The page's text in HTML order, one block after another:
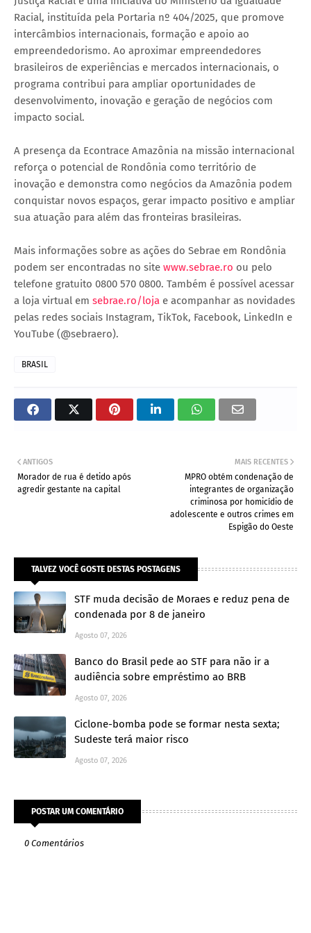
Racial, instituída pela Portaria nº 404/2025, que promove
intercâmbios internacionais, formação e apoio ao
empreendedorismo. Ao aproximar empreendedores
brasileiros de experiências e mercados internacionais, o
programa contribui para ampliar oportunidades de
desenvolvimento, inovação e geração de negócios com
impacto social.
A presença da Econtrace Amazônia na missão internacional
reforça o potencial de Rondônia como território de
inovação e demonstra como negócios da Amazônia podem
conquistar novos espaços, gerar impacto positivo e ampliar
sua atuação para além das fronteiras brasileiras.
Mais informações sobre as ações do Sebrae em Rondônia
podem ser encontradas no site www.sebrae.ro ou pelo
telefone gratuito 0800 570 0800. Também é possível acessar
a loja virtual em sebrae.ro/loja e acompanhar as novidades
pelas redes sociais Instagram, TikTok, Facebook, LinkedIn e
YouTube (@sebraero).
BRASIL
MAIS RECENTES
MPRO obtém condenação de
integrantes de organização
criminosa por homicídio de
adolescente e outros crimes em
Espigão do Oeste
ANTIGOS
Morador de rua é detido após
agredir gestante na capital
TALVEZ VOCÊ GOSTE DESTAS POSTAGENS
STF muda decisão de Moraes e reduz pena de
condenada por 8 de janeiro
Agosto 07, 2026
Banco do Brasil pede ao STF para não ir a
audiência sobre empréstimo ao BRB
Agosto 07, 2026
Ciclone-bomba pode se formar nesta sexta;
Sudeste terá maior risco
Agosto 07, 2026
POSTAR UM COMENTÁRIO
0 Comentários